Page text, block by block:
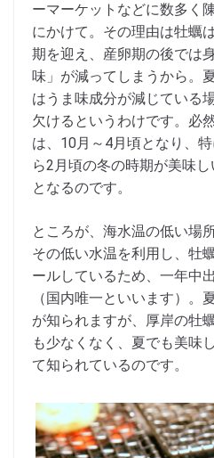
ーマーケットなどに数多く
にかけて。その理由は牡蠣
期を迎え、産卵期の後では
味」が減ってしまうから。
はうま味成分が減じている
欠けるというわけです。必
は、10月～4月頃となり、
ら2月頃の冬の時期が美味
となるのです。
ところが、海水温の低い場
その低い水温を利用し、牡
ールしているため、一年中
（国内唯一といいます）。
が知られますが、厚岸の牡
も少なくなく、夏でも美味
て知られているのです。